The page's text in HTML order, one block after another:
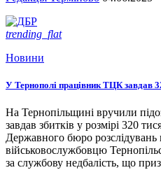
trending_flat
Новини
У Тернополі працівник ТЦК завдав
На Тернопільщині вручили
завдав збитків у розмірі 320
Державного бюро розслідувань
військовослужбовцю
за службову недбалість, що